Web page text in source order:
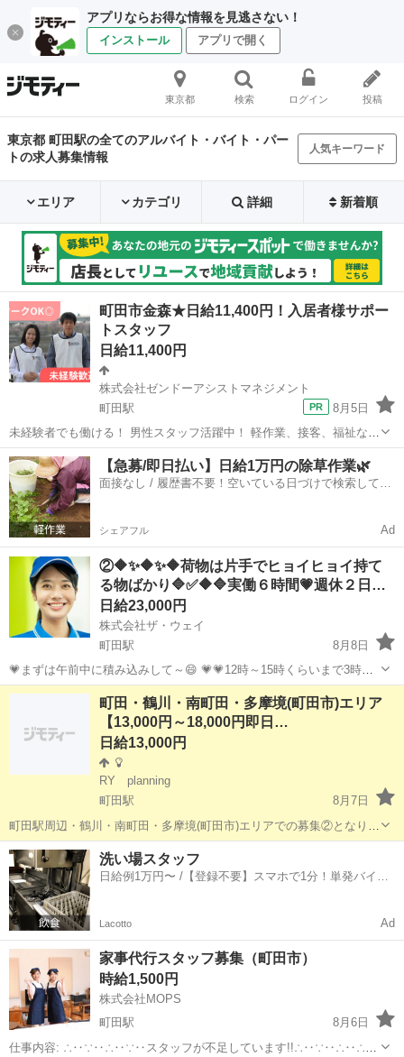
アプリならお得な情報を見逃さない！
インストール アプリで開く
東京都 検索 ログイン 投稿
東京都 町田駅の全てのアルバイト・バイト・パー
トの求人募集情報
人気キーワード
エリア カテゴリ 詳細 新着順
町田市金森★日給11,400円！入居者様サポー
トスタッフ
日給11,400円
株式会社ゼンドーアシストマネジメント
町田駅
8月5日
未経験者でも働ける！ 男性スタッフ活躍中！ 軽作業、接客、福祉など
のお仕事です。 まずはエントランスの椅子で、 待機していてくださ
い。 ↓ スタンバイしている時間が長いですが、 専用の携帯電話が鳴
っ...
東京 町田市 町田駅 その他 スタッフ
【急募/即日払い】日給1万円の除草作業🌿
面接なし / 履歴書不要！空いている日づけで検索して即
シェアフル Ad
②🔶✨🔶✨🔶荷物は片手でヒョイヒョイ持て
る物ばかり🔷✅🔶🔷実働６時間💗週休２日…
日給23,000円
株式会社ザ・ウェイ
町田駅
8月8日
💗まずは午前中に積み込みして～😄 💗💗12時～15時くらいまで3時間
休憩～🎵 💗💗💗15時から19時くらいまで配送して業務終了～😄 こ～
んな楽チンな仕事なので女子率が高～い弊社😄 💛💛💛女子でも楽...
東京 町田市 町田駅 配送 ギグワーク
町田・鶴川・南町田・多摩境(町田市)エリア
【13,000円～18,000円即日…
日給13,000円
RY planning
町田駅
8月7日
町田駅周辺・鶴川・南町田・多摩境(町田市)エリアでの募集②となりま
す。 【勤務形態】東京・神奈川・千葉・埼玉中心に常時700ヶ所以上
にて稼働しております大型建設現場やショッピングモール、公共施
設、公園、新築戸建てにおけ...
東京 町田市 町田駅
洗い場スタッフ
日給例1万円〜 /【登録不要】スマホで1分！単発バイト
Lacotto Ad
家事代行スタッフ募集（町田市）
時給1,500円
株式会社MOPS
町田駅
8月6日
仕事内容: ∴‥∵‥∴‥∵‥スタッフが不足しています!!∴‥∵‥∴‥∴‥